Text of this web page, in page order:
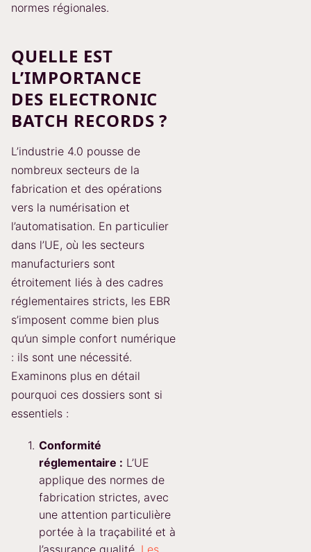
normes régionales.
QUELLE EST
L’IMPORTANCE
DES ELECTRONIC
BATCH RECORDS ?
L’industrie 4.0 pousse de
nombreux secteurs de la
fabrication et des opérations
vers la numérisation et
l’automatisation. En particulier
dans l’UE, où les secteurs
manufacturiers sont
étroitement liés à des cadres
réglementaires stricts, les EBR
s’imposent comme bien plus
qu’un simple confort numérique
: ils sont une nécessité.
Examinons plus en détail
pourquoi ces dossiers sont si
essentiels :
Conformité
réglementaire : L’UE
applique des normes de
fabrication strictes, avec
une attention particulière
portée à la traçabilité et à